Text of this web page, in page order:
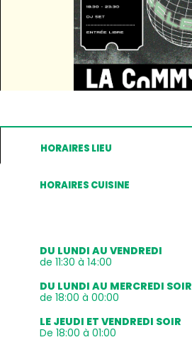
HORAIRES LIEU
HORAIRES CUISINE
DU LUNDI AU VENDREDI
de 11:30 à 14:00
DU LUNDI AU MERCREDI SOIR
de 18:00 à 00:00
LE JEUDI ET VENDREDI SOIR
De 18:00 à 01:00